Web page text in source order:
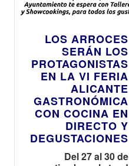
LOS ARROCES
SERÁN LOS
PROTAGONISTAS
EN LA VI FERIA
ALICANTE
GASTRONÓMICA
CON COCINA EN
DIRECTO Y
DEGUSTACIONES
Del 27 al 30 de